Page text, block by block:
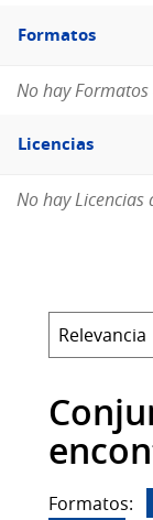
Filtro
Formatos
Formatos
No hay
Filtro
Licencias
Licencias
No hay Licencias
Formatos: